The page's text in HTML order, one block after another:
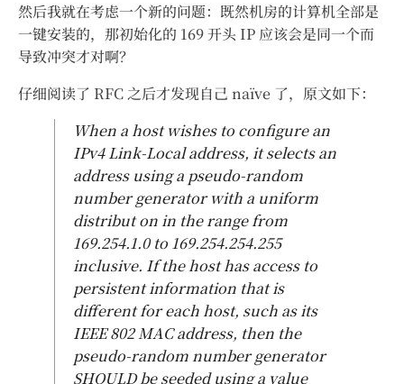
然后我就在考虑一个新的问题：既然机房的计算机全部是
一键安装的，那初始化的 169 开头 IP 应该会是同一个而
导致冲突才对啊？
仔细阅读了 RFC 之后才发现自己 naïve 了，原文如下：
When a host wishes to configure an
IPv4 Link-Local address, it selects an
address using a pseudo-random
number generator with a uniform
distribut on in the range from
169.254.1.0 to 169.254.254.255
inclusive. If the host has access to
persistent information that is
different for each host, such as its
IEEE 802 MAC address, then the
pseudo-random number generator
SHOULD be seeded using a value